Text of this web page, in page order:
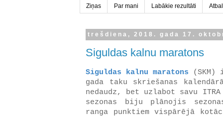
Ziņas Par mani Labākie rezultāti
trešdiena, 2018. gada 17.
Siguldas kalnu maratons
Siguldas kalnu maratons (SKM)
gada taku skriešanas
nedaudz, bet uzlabot savu
sezonas biju plānojis
ranga punktiem vispārējā